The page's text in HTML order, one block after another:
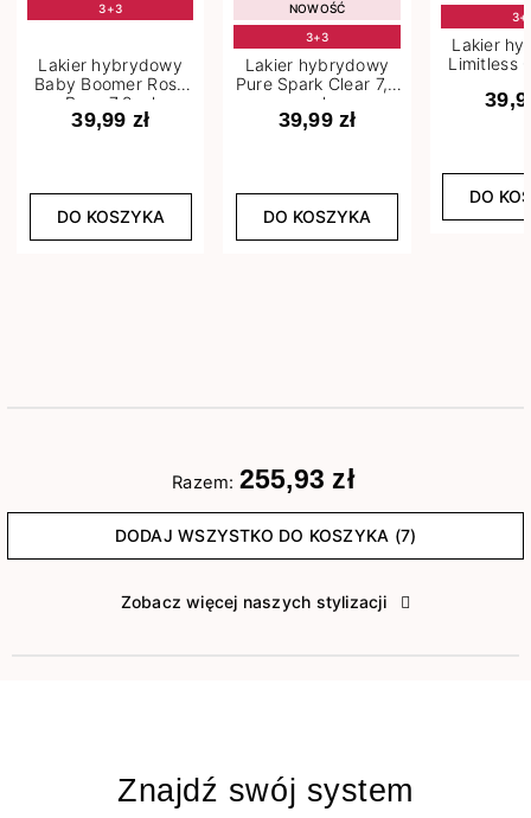
3+3
Lakier hybrydowy
Baby Boomer Rose
Base 7,2 ml
39,99 zł
DO KOSZYKA
NOWOŚĆ
3+3
Lakier hybrydowy
Pure Spark Clear 7,2
ml
39,99 zł
DO KOSZYKA
Lakier
Limitless
DO
Razem: 255,93 zł
DODAJ WSZYSTKO DO KOSZYKA (7)
Zobacz więcej naszych stylizacji
Znajdź swój system